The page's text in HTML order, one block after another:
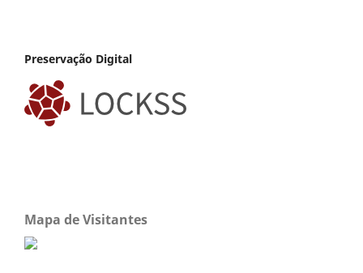
Preservação Digital
Mapa de Visitantes